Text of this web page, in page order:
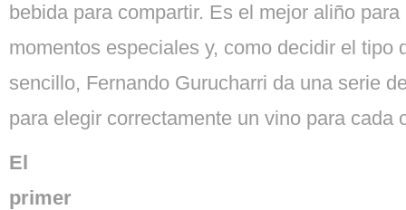
bebida para compartir. Es el mejor aliño
momentos especiales y, como decidir el tipo
sencillo, Fernando Gurucharri da una serie
para elegir correctamente un vino para cada
El
primer